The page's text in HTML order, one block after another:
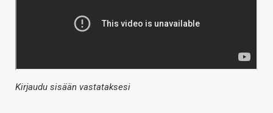
Kirjaudu sisään vastataksesi